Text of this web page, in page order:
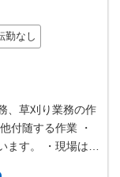
勤なし
、草刈り業務の作
付随する作業 ・
す。 ・現場は主